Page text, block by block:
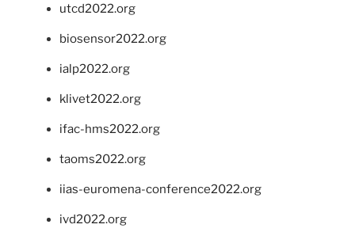
utcd2022.org
biosensor2022.org
ialp2022.org
klivet2022.org
ifac-hms2022.org
taoms2022.org
iias-euromena-conference2022.org
ivd2022.org